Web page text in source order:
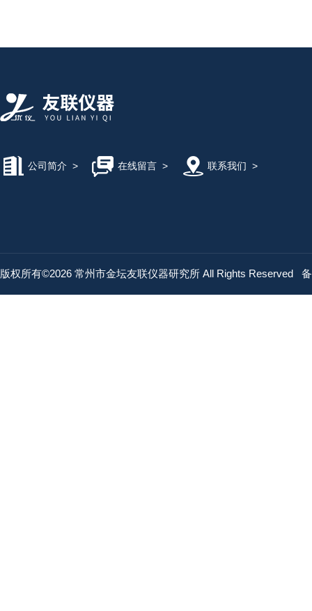
公司简介 > 在线留言> 联系我们 >
版权所有©2026 常州市金坛友联仪器研究所 All Rights Reserved